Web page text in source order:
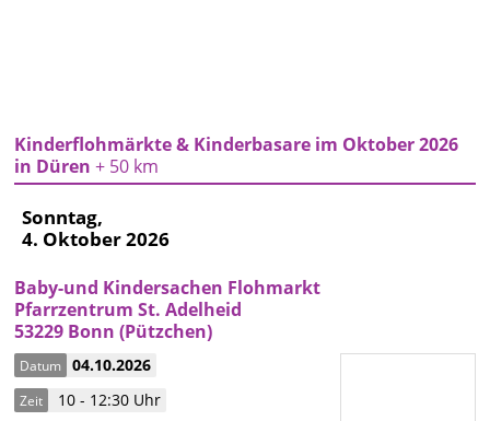
Kinderflohmärkte & Kinderbasare im Oktober 2026
in Düren+ 50 km
Sonntag,
4. Oktober 2026
Baby-und Kindersachen Flohmarkt
Pfarrzentrum St. Adelheid
53229 Bonn (Pützchen)
Datum 04.10.2026
Zeit 10 - 12:30 Uhr